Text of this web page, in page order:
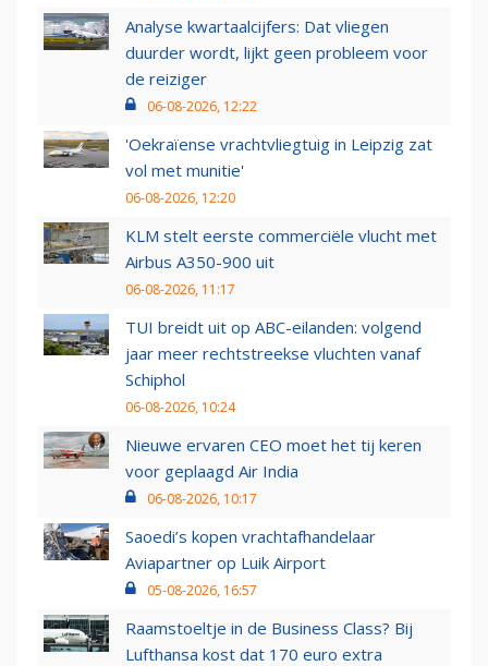
Analyse kwartaalcijfers: Dat vliegen
duurder wordt, lijkt geen probleem voor
de reiziger
06-08-2026, 12:22
'Oekraïense vrachtvliegtuig in Leipzig zat
vol met munitie'
06-08-2026, 12:20
KLM stelt eerste commerciële vlucht met
Airbus A350-900 uit
06-08-2026, 11:17
TUI breidt uit op ABC-eilanden: volgend
jaar meer rechtstreekse vluchten vanaf
Schiphol
06-08-2026, 10:24
Nieuwe ervaren CEO moet het tij keren
voor geplaagd Air India
06-08-2026, 10:17
Saoedi’s kopen vrachtafhandelaar
Aviapartner op Luik Airport
05-08-2026, 16:57
Raamstoeltje in de Business Class? Bij
Lufthansa kost dat 170 euro extra